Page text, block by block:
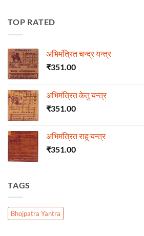
TOP RATED
अभिमंत्रित चन्द्र यन्त्र
₹351.00
अभिमंत्रित केतु यन्त्र
₹351.00
अभिमंत्रित राहू यन्त्र
₹351.00
TAGS
Bhojpatra Yantra